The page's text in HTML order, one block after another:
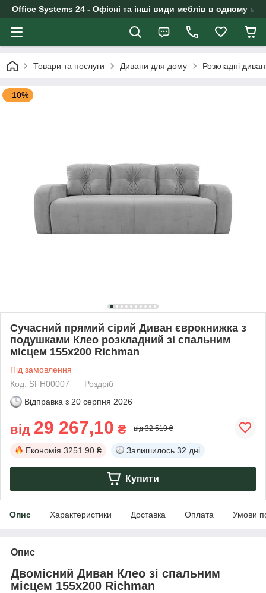
Office Systems 24 - Офісні та інші види меблів в одному
Товари та послуги Дивани для дому Розкладні
–10%
Сучасний прямий сірий Диван єврокнижка з
подушками Клео розкладний зі спальним
місцем 155х200 Richman
Під замовлення
Код: SFH00007
Роздріб
Відправка з 20 серпня 2026
від 29 267,10 ₴ від 32 519 ₴
Економія 3251.90 ₴ Залишилось 32 дні
Купити
Опис Характеристики Доставка Оплата Умови
Опис
Двомісний Диван Клео зі спальним
місцем 155х200 Richman